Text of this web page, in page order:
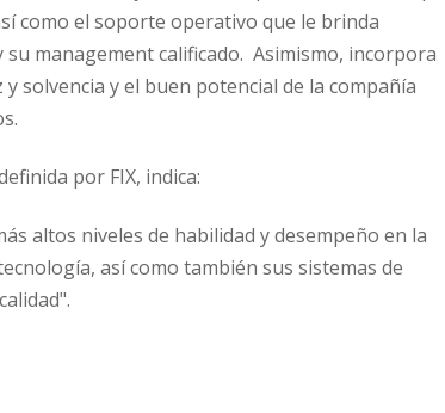
como el soporte operativo que le brinda
su management calificado. Asimismo, incorpora
solvencia y el buen potencial de la compañía
por FIX, indica:
altos niveles de habilidad y desempeño en la
así como también sus sistemas de